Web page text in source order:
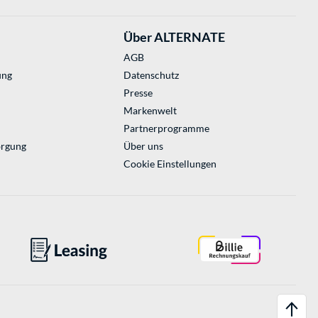
Über ALTERNATE
AGB
Datenschutz
Presse
Markenwelt
Partnerprogramme
Über uns
Cookie Einstellungen